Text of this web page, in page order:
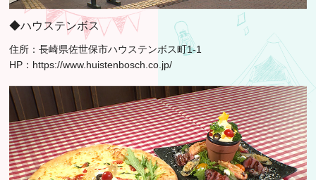
◆ハウステンボス
住所：長崎県佐世保市ハウステンボス町1-1
HP： https://www.huistenbosch.co.jp/